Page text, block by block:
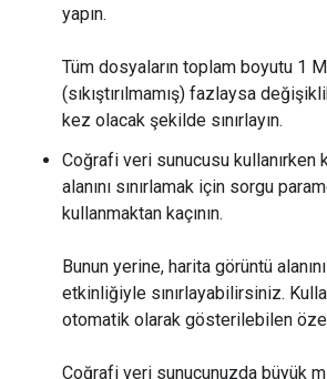
yapın.
Tüm dosyaların toplam boyutu 1
(sıkıştırılmamış) fazlaysa
kez olacak şekilde sınırlayın.
Coğrafi veri sunucusu kullanırken
alanını sınırlamak için sorgu
kullanmaktan kaçının.
Bunun yerine, harita görüntü alanını
etkinliğiyle sınırlayabilirsiniz.
otomatik olarak gösterilebilen
Coğrafi veri sunucunuzda büyük